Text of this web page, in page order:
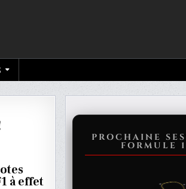
à effet
PROCHAINE
FORMULE 1